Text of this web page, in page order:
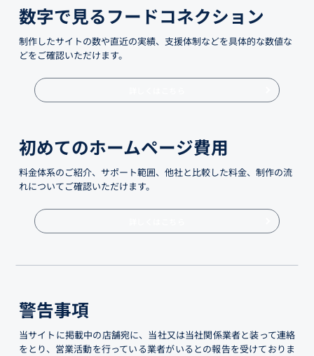
数字で見るフードコネクション
制作したサイトの数や直近の実績、支援体制などを具体的な数値な
どをご確認いただけます。
初めてのホームページ費用
料金体系のご紹介、サポート範囲、他社と比較した料金、制作の流
れについてご確認いただけます。
警告事項
当サイトに掲載中の店舗宛に、当社又は当社関係業者と装って連絡
をとり、営業活動を行っている業者がいるとの報告を受けておりま